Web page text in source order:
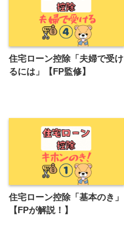
住宅ローン控除「夫婦で受け
るには」【FP監修】
住宅ローン控除「基本のき」
【FPが解説！】